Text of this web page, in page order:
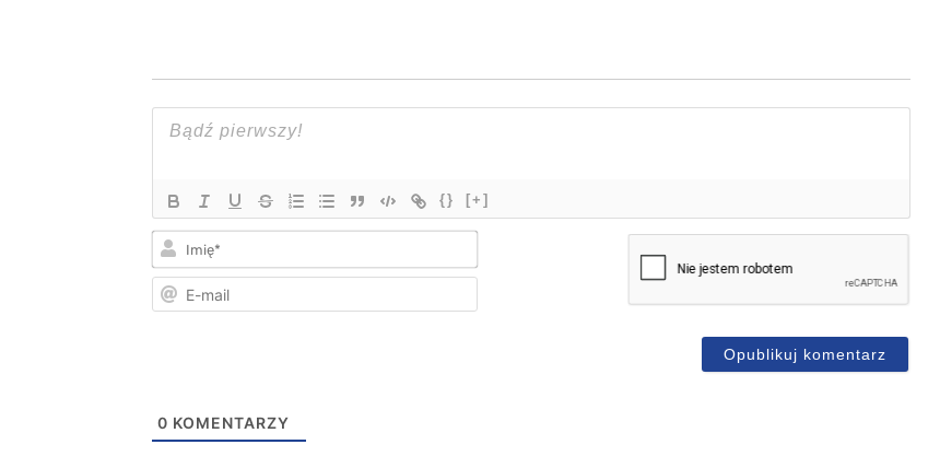
{} [+]
mail
0 KOMENTARZY